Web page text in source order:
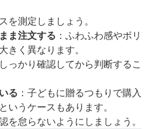
を測定しましょう。
ま注文する ：ふわふわ感やボリ
きく異なります。
っかり確認してから判断するこ
る ：子どもに贈るつもりで購入
いうケースもあります。
を怠らないようにしましょう。